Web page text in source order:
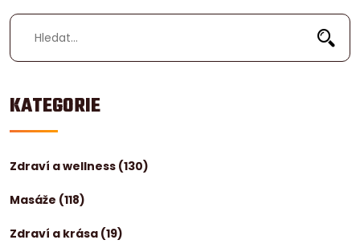
KATEGORIE
Zdraví a wellness (130)
Masáže (118)
Zdraví a krása (19)